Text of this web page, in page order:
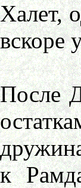
Халет,
вскоре
После
к